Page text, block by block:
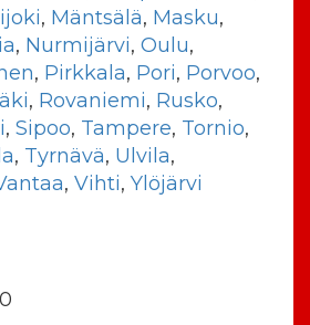
, Mäntsälä, Masku,
, Nurmijärvi, Oulu,
, Pirkkala, Pori, Porvoo,
, Rovaniemi, Rusko,
, Sipoo, Tampere, Tornio,
, Tyrnävä, Ulvila,
, Vihti, Ylöjärvi